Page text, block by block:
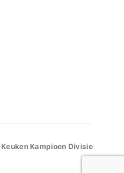
Keuken Kampioen Divisie